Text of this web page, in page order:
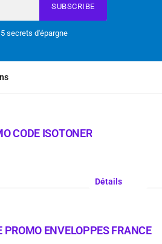
SUBSCRIBE
secrets d'épargne
CODE ISOTONER
Détails
PROMO ENVELOPPES FRANCE